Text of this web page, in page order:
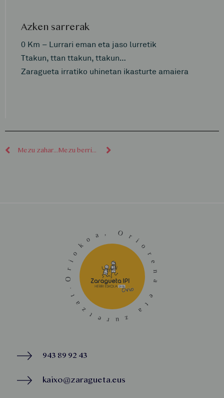
Azken sarrerak
0 Km – Lurrari eman eta jaso lurretik
Ttakun, ttan ttakun, ttakun…
Zaragueta irratiko uhinetan ikasturte amaiera
Mezu zaharragoak Mezu berriagoak
943 89 92 43
kaixo@zaragueta.eus